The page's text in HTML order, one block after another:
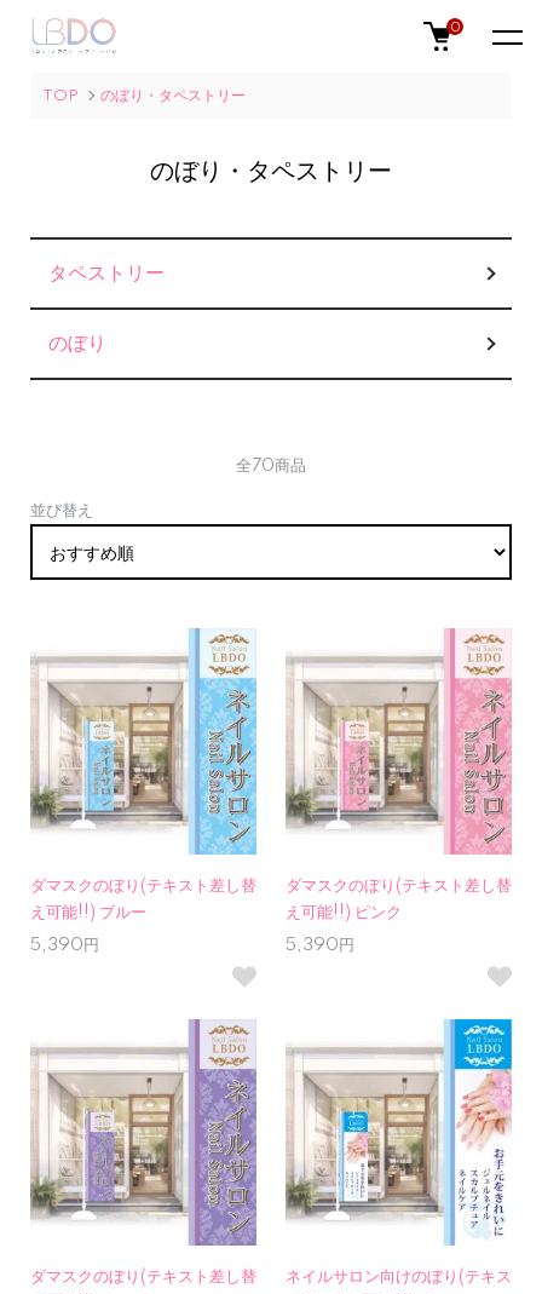
0
TOP のぼり・タペストリー
のぼり・タペストリー
カテゴリー一覧
タペストリー
のぼり
全70商品
並び替え
ダマスクのぼり(テキスト差し替
え可能!!) ブルー
5,390円
ダマスクのぼり(テキスト差し替
え可能!!) ピンク
5,390円
ダマスクのぼり(テキスト差し替
ネイルサロン向けのぼり(テキス